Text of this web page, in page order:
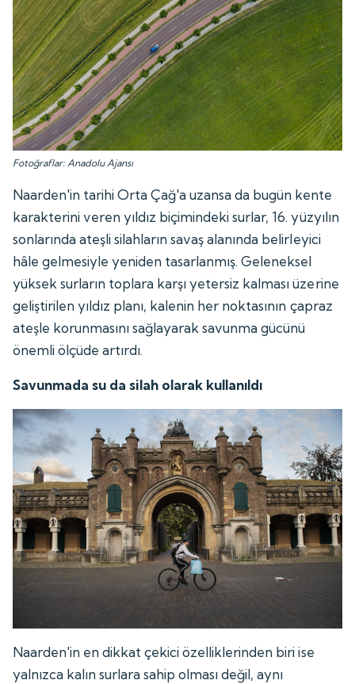
Fotoğraflar: Anadolu Ajansı
Naarden'in tarihi Orta Çağ'a uzansa da bugün kente
karakterini veren yıldız biçimindeki surlar, 16. yüzyılın
sonlarında ateşli silahların savaş alanında belirleyici
hâle gelmesiyle yeniden tasarlanmış. Geleneksel
yüksek surların toplara karşı yetersiz kalması üzerine
geliştirilen yıldız planı, kalenin her noktasının çapraz
ateşle korunmasını sağlayarak savunma gücünü
önemli ölçüde artırdı.
Savunmada su da silah olarak kullanıldı
Naarden'in en dikkat çekici özelliklerinden biri ise
yalnızca kalın surlara sahip olması değil, aynı